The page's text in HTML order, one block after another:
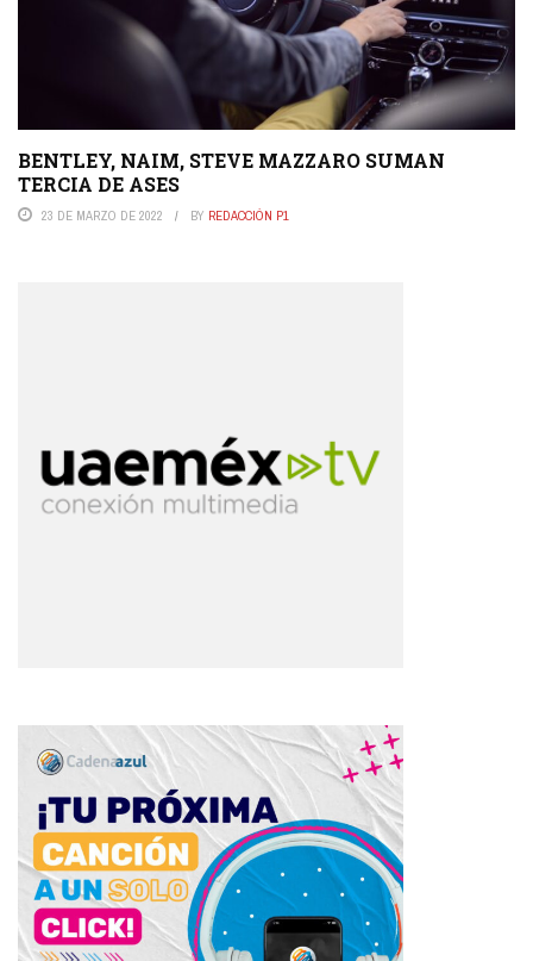
BENTLEY, NAIM, STEVE MAZZARO SUMAN
TERCIA DE ASES
23 DE MARZO DE 2022 BY REDACCIÓN P1